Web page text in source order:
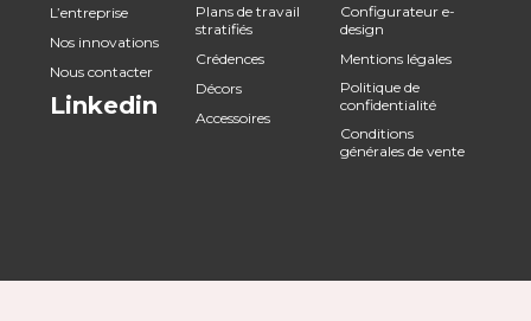
L’entreprise
Nos innovations
Nous contacter
Linkedin
Plans de travail
stratifiés
Crédences
Décors
Accessoires
Configurateur e-
design
Mentions légales
Politique de
confidentialité
Conditions
générales de vente